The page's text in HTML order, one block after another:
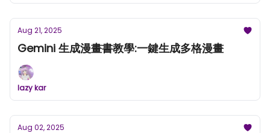
Aug 21, 2025
Gemini 生成漫畫書教學:一鍵生成多格漫畫
lazy kar
Aug 02, 2025